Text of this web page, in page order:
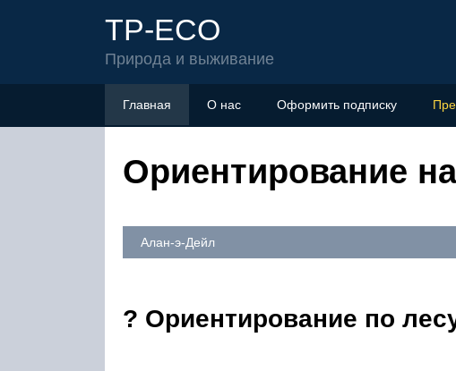
TP-ECO
Природа и выживание
Главная О нас Оформить подписку
Ориентирование
Алан-э-Дейл
? Ориентирование по